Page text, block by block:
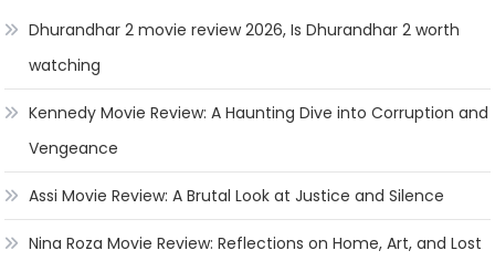
Dhurandhar 2 movie review 2026, Is Dhurandhar 2 worth
watching
Kennedy Movie Review: A Haunting Dive into Corruption and
Vengeance
Assi Movie Review: A Brutal Look at Justice and Silence
Nina Roza Movie Review: Reflections on Home, Art, and Lost